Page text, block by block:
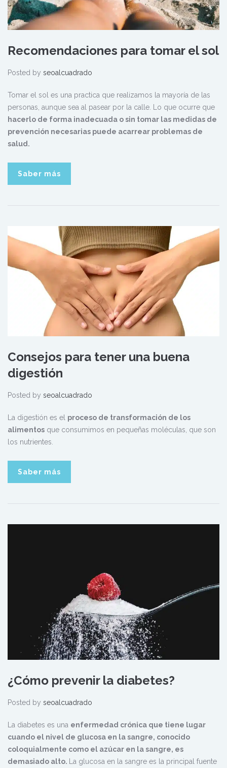
Recomendaciones para tomar el sol
Posted by seoalcuadrado
Tomar el sol es una practica que realizamos la mayoría de las
personas, aunque sea al pasear por la calle. Lo que ocurre que
hacerlo de forma inadecuada o sin tomar las medidas de
prevención necesarias puede acarrear problemas de
salud.
Saber más
Consejos para tener una buena
digestión
Posted by seoalcuadrado
La digestión es el proceso de transformación de los
alimentos que consumimos en pequeñas moléculas, que son
los nutrientes.
Saber más
¿Cómo prevenir la diabetes?
Posted by seoalcuadrado
La diabetes es una enfermedad crónica que tiene lugar
cuando el nivel de glucosa en la sangre, conocido
coloquialmente como el azúcar en la sangre, es
demasiado alto.
La glucosa en la sangre es la principal fuente